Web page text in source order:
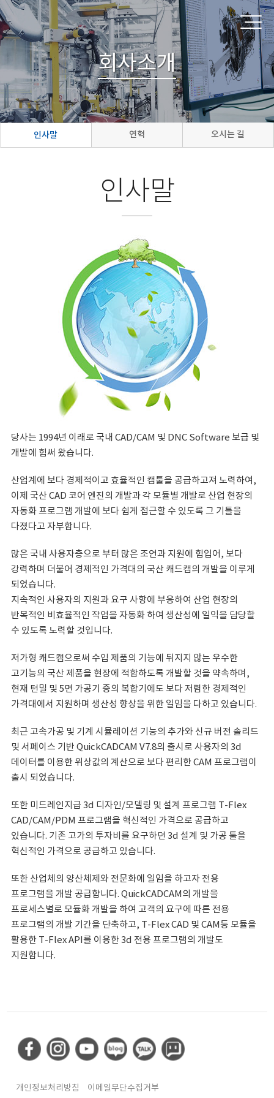
회사소개
인사말 연혁 오시는 길
인사말
당사는 1994년 이래로 국내 CAD/CAM 및 DNC Software 보급 및
개발에 힘써 왔습니다.
산업계에 보다 경제적이고 효율적인 캠툴을 공급하고져 노력하여,
이제 국산 CAD 코어 엔진의 개발과 각 모듈별 개발로 산업 현장의
자동화 프로그램 개발에 보다 쉽게 접근할 수 있도록 그 기틀을
다졌다고 자부합니다.
많은 국내 사용자층으로 부터 많은 조언과 지원에 힘입어, 보다
강력하며 더불어 경제적인 가격대의 국산 캐드캠의 개발을 이루게
되었습니다.
지속적인 사용자의 지원과 요구 사항에 부응하여 산업 현장의
반복적인 비효율적인 작업을 자동화 하여 생산성에 일익을 담당할
수 있도록 노력할 것입니다.
저가형 캐드캠으로써 수입 제품의 기능에 뒤지지 않는 우수한
고기능의 국산 제품을 현장에 적합하도록 개발할 것을 약속하며,
현재 턴밀 및 5면 가공기 증의 복합기에도 보다 저렴한 경제적인
가격대에서 지원하며 생산성 향상을 위한 일임을 다하고 있습니다.
최근 고속가공 및 기계 시뮬레이션 기능의 추가와 신규 버전 솔리드
및 서페이스 기반 QuickCADCAM V7.8의 출시로 사용자의 3d
데이터를 이용한 위상값의 계산으로 보다 편리한 CAM 프로그램이
출시 되었습니다.
또한 미드레인지급 3d 디자인/모델링 및 설계 프로그램 T-Flex
CAD/CAM/PDM 프로그램을 혁신적인 가격으로 공급하고
있습니다. 기존 고가의 투자비를 요구하던 3d 설계 및 가공 툴을
혁신적인 가격으로 공급하고 있습니다.
또한 산업체의 양산체제와 전문화에 일임을 하고자 전용
프로그램을 개발 공급합니다. QuickCADCAM의 개발을
프로세스별로 모듈화 개발을 하여 고객의 요구에 따른 전용
프로그램의 개발 기간을 단축하고, T-Flex CAD 및 CAM등 모듈을
활용한 T-Flex API를 이용한 3d 전용 프로그램의 개발도
지원합니다.
개인정보처리방침 이메일무단수집거부